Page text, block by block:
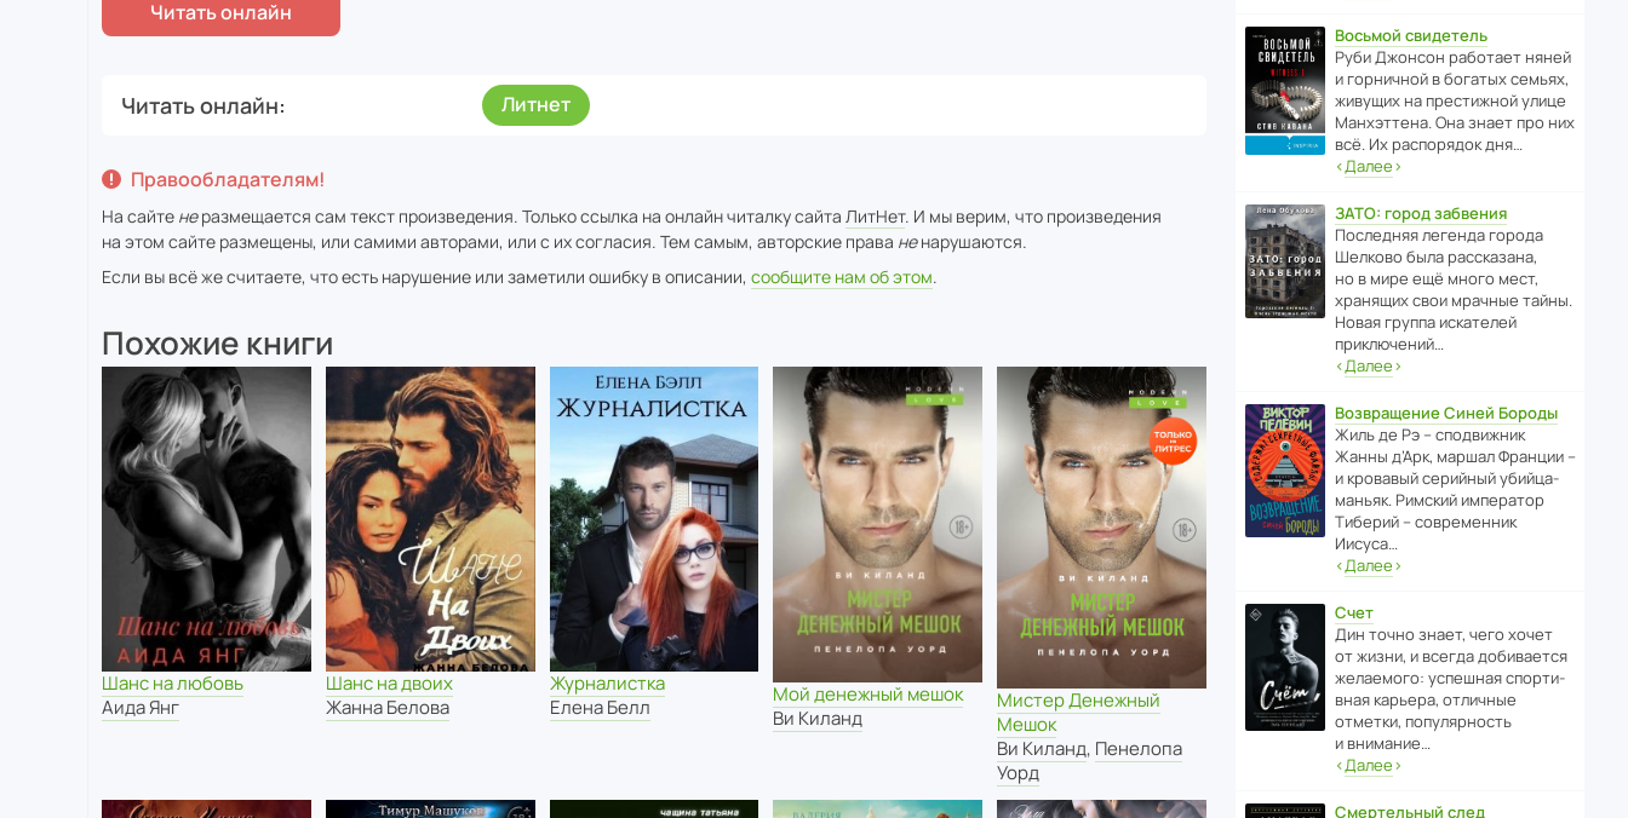
Читать онлайн Литнет
Правообладателям!
На сайте неразмещается сам текст произведения. Только ссылка на онлайн читалку сайта ЛитНет. И мы верим, что произведения
на этом сайте размещены, или самими авторами, или с их согласия. Тем самым, авторские права ненарушаются.
Если вы всё же считаете, что есть нарушение или заметили ошибку в описании, сообщите нам об этом.
Похожие книги
Шанс на любовь
Аида Янг
Шанс на двоих
Жанна Белова
Журналистка
Елена Белл
Мой денежный мешок
Ви Киланд
Мистер Денежный
Мешок
Ви Киланд, Пенелопа
Уорд
Восьмой свидетель
Руби Джонсон рабо­тает няней
и горни­чной в богатых семьях,
живущих на прес­ти­жной улице
Манх­эт­тена. Она знает про них
всё. Их распо­рядок дня…
‹Далее›
ЗАТО: город забвения
После­дняя легенда города
Шелково была расска­зана,
но в мире ещё много мест,
хранящих свои мрачные тайны.
Новая группа иска­телей
приключений…
‹Далее›
Возвращение Синей Бороды
Жиль де Рэ – спод­ви­жник
Жанны д’Арк, маршал Франции –
и кровавый серийный убийца-
маньяк. Римский импе­ратор
Тиберий – совре­менник
Иисуса…
‹Далее›
Счет
Дин точно знает, чего хочет
от жизни, и всегда доби­ва­ется
жела­е­мого: успе­шная спор­ти­
вная карьера, отли­чные
отметки, попу­ля­р­ность
и внимание…
‹Далее›
Смертельный след